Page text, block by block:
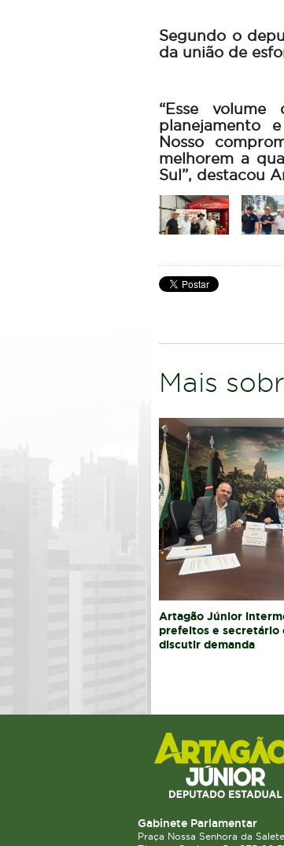
Segundo o
da união de
“Esse
planejamento
Nosso
melhorem a
Sul”, destacou
Mais
Artagão Júnior
prefeitos e secretário
discutir demanda
Gabinete Parlamentar
Praça Nossa Senhora da